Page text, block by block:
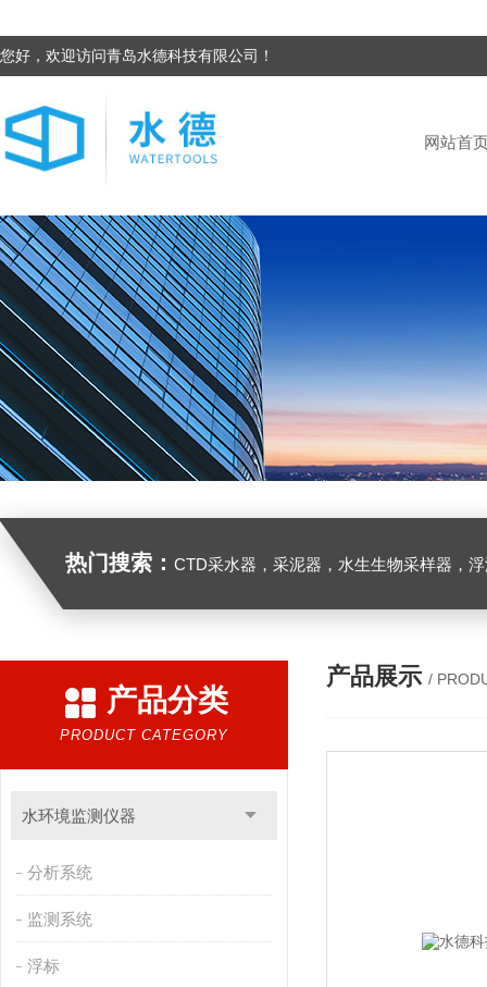
您好，欢迎访问青岛水德科技有限公司！
网站首
热门搜索： CTD采水器，采泥器，水生生物采样器，浮游生物多联采样网，海洋微塑料采样分析系统，浮游动物扫描分析系统，水下颗粒物和浮游动物图像原位采集系
产品分类
PRODUCT CATEGORY
水环境监测仪器
分析系统
监测系统
浮标
产品展示 /